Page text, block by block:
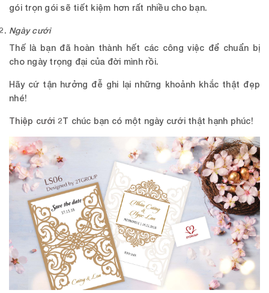
gói trọn gói sẽ tiết kiệm hơn rất nhiều cho bạn.
Ngày cưới
Thế là bạn đã hoàn thành hết các công việc để chuẩn bị
cho ngày trọng đại của đời mình rồi.
Hãy cứ tận hưởng đễ ghi lại những khoảnh khắc thật đẹp
nhé!
Thiệp cưới 2T chúc bạn có một ngày cưới thật hạnh phúc!